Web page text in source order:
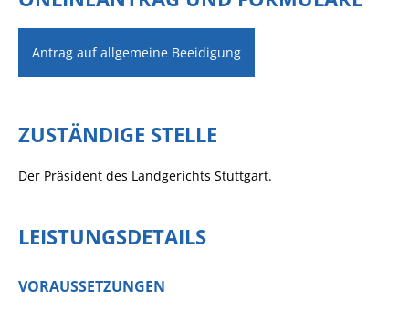
Antrag auf allgemeine Beeidigung
ZUSTÄNDIGE STELLE
Der Präsident des Landgerichts Stuttgart.
LEISTUNGSDETAILS
VORAUSSETZUNGEN